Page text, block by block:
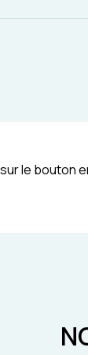
le bouton